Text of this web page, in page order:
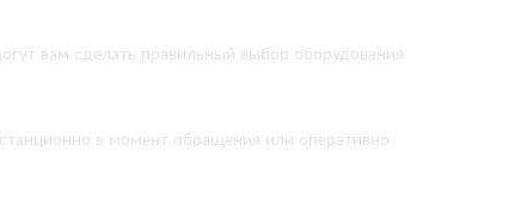
вам сделать правильный выбор оборудования
в момент обращения или оперативно